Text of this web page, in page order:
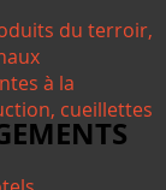
du terroir,
à la
cueillettes